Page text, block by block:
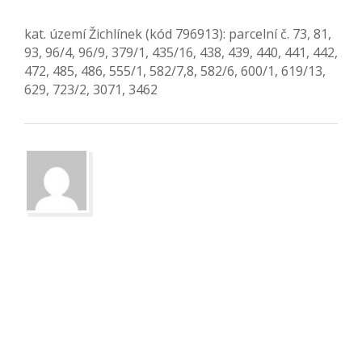
kat. území Žichlínek (kód 796913): parcelní č. 73, 81,
93, 96/4, 96/9, 379/1, 435/16, 438, 439, 440, 441, 442,
472, 485, 486, 555/1, 582/7,8, 582/6, 600/1, 619/13,
629, 723/2, 3071, 3462